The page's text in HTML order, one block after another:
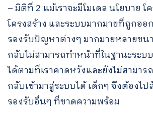
– มิติที่ 2 แม้เราจะมีโมเดล นโยบาย โ
โครงสร้าง และระบบมากมายที่ถูกอ
รองรับปัญหาต่างๆ มากมายหลายขน
กลับไม่สามารถทำหน้าที่ในฐานะระบ
ได้ตามที่เราคาดหวังและยังไม่สามาร
กลับเข้ามาสู่ระบบได้ เด็กๆ จึงต้องไ
รองรับอื่นๆ ที่ขาดความพร้อม